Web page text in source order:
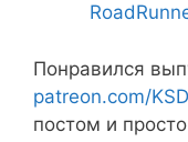
Понравился
patreon.com/
постом и